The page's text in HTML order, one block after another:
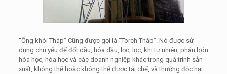
“Ống khói Tháp” Cũng được gọi là “Torch Tháp”. Nó được sử
dụng chủ yếu để đốt dầu, hóa dầu, lọc, lọc, khi tự nhiên, phân bón
hóa học, hóa học và các doanh nghiệp khác trong quá trình sản
xuất, không thể hoặc không thể được tái chế, và thường độc hại